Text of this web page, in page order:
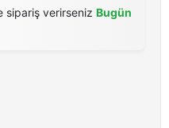
sipariş verirseniz Bugün